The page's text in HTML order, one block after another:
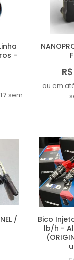
-
sem
ou em
/
Bico
lb/h -